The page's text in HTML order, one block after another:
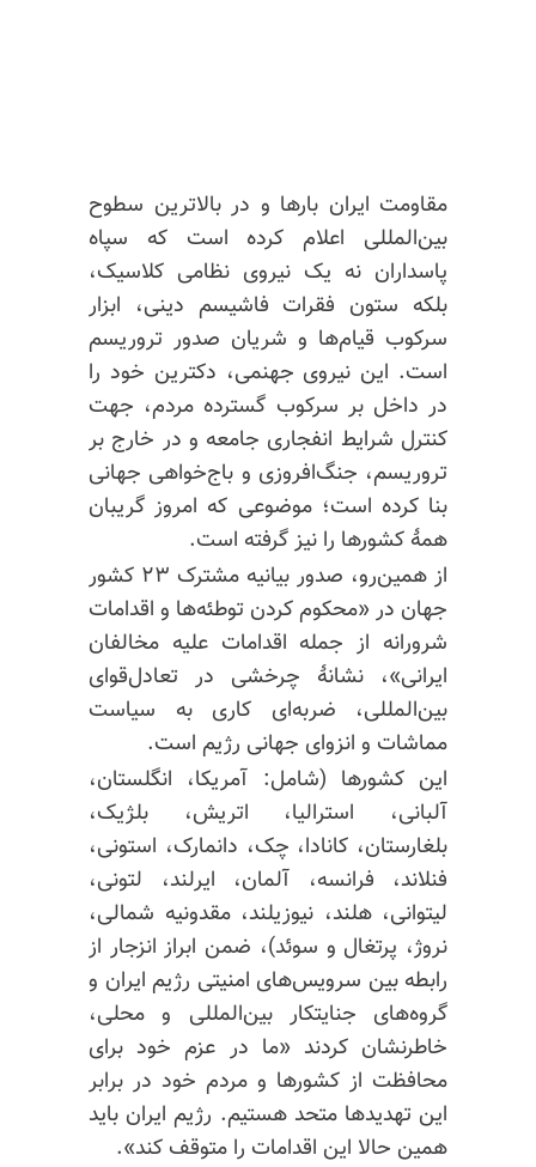
مقاومت ایران بارها و در بالاترین سطوح
بین‌المللی اعلام کرده است که سپاه
پاسداران نه یک نیروی نظامی کلاسیک،
بلکه ستون فقرات فاشیسم دینی، ابزار
سرکوب قیام‌ها و شریان صدور تروریسم
است. این نیروی جهنمی، دکترین خود را
در داخل بر سرکوب گسترده مردم، جهت
کنترل شرایط انفجاری جامعه و در خارج بر
تروریسم، جنگ‌افروزی و باج‌خواهی جهانی
بنا کرده است؛ موضوعی که امروز گریبان
همهٔ کشورها را نیز گرفته است.
از همین‌رو، صدور بیانیه مشترک ۲۳ کشور
جهان در «محکوم کردن توطئه‌ها و اقدامات
شرورانه از جمله اقدامات علیه مخالفان
ایرانی»، نشانهٔ چرخشی در تعادل‌قوای
بین‌المللی، ضربه‌ای کاری به سیاست
مماشات و انزوای جهانی رژیم است.
این کشورها (شامل: آمریکا، انگلستان،
آلبانی، استرالیا، اتریش، بلژیک،
بلغارستان، کانادا، چک، دانمارک، استونی،
فنلاند، فرانسه، آلمان، ایرلند، لتونی،
لیتوانی، هلند، نیوزیلند، مقدونیه شمالی،
نروژ، پرتغال و سوئد)، ضمن ابراز انزجار از
رابطه بین سرویس‌های امنیتی رژیم ایران و
گروه‌های جنایتکار بین‌المللی و محلی،
خاطرنشان کردند «ما در عزم خود برای
محافظت از کشورها و مردم خود در برابر
این تهدیدها متحد هستیم. رژیم ایران باید
همین حالا این اقدامات را متوقف کند».